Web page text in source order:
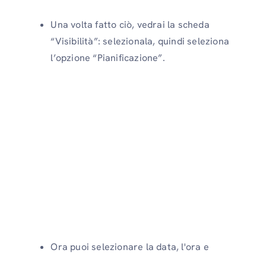
Una volta fatto ciò, vedrai la scheda
“Visibilità”: selezionala, quindi seleziona
l’opzione “Pianificazione”.
Ora puoi selezionare la data, l'ora e